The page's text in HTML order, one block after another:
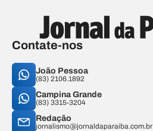
Contate-nos
João Pessoa
(83) 2106.1892
Campina Grande
(83) 3315-3204
Redação
jornalismo@jornaldaparaiba.com.br